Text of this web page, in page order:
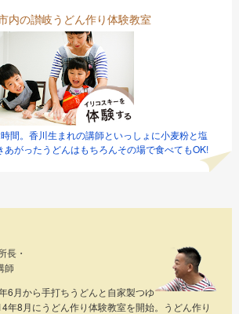
内の讃岐うどん作り体験教室
間。香川生まれの講師といっしょに小麦粉と塩
あがったうどんはもちろんその場で食べてもOK!
長・
師
6月から手打ちうどんと自家製つゆ
年8月にうどん作り体験教室を開始。うどん作り